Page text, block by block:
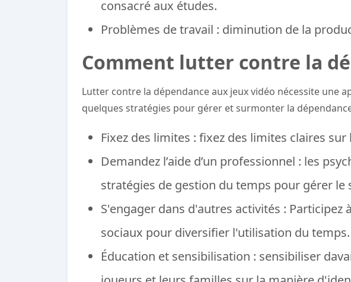
consacré aux études.
Problèmes de travail : diminution de la
Comment lutter contre la
Lutter contre la dépendance aux jeux vidéo nécessite une
quelques stratégies pour gérer et surmonter la
Fixez des limites : fixez des limites claires
Demandez l’aide d’un professionnel : les
stratégies de gestion du temps pour gérer le
S'engager dans d'autres activités :
sociaux pour diversifier l'utilisation du temps.
Éducation et sensibilisation : sensibiliser